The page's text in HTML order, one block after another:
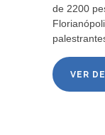
de 2200
VER